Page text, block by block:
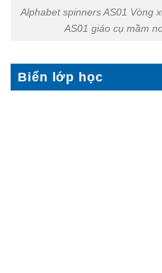
Alphabet spinners AS01 Vòng
AS01 giáo cụ mầm
Biển lớp học